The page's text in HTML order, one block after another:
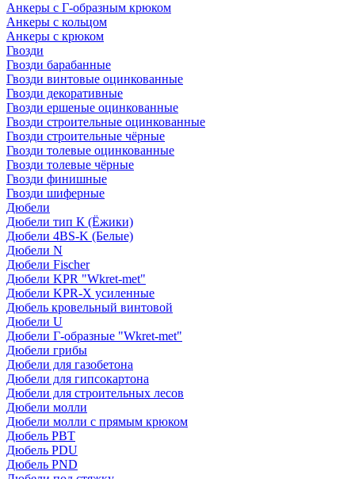
Анкеры с Г-образным крюком
Анкеры с кольцом
Анкеры с крюком
Гвозди
Гвозди барабанные
Гвозди винтовые оцинкованные
Гвозди декоративные
Гвозди ершеные оцинкованные
Гвозди строительные оцинкованные
Гвозди строительные чёрные
Гвозди толевые оцинкованные
Гвозди толевые чёрные
Гвозди финишные
Гвозди шиферные
Дюбели
Дюбели тип К (Ёжики)
Дюбели 4BS-K (Белые)
Дюбели N
Дюбели Fischer
Дюбели KPR "Wkret-met"
Дюбели KPR-Х усиленные
Дюбель кровельный винтовой
Дюбели U
Дюбели Г-образные "Wkret-met"
Дюбели грибы
Дюбели для газобетона
Дюбели для гипсокартона
Дюбели для строительных лесов
Дюбели молли
Дюбели молли с прямым крюком
Дюбель PBT
Дюбель PDU
Дюбель PND